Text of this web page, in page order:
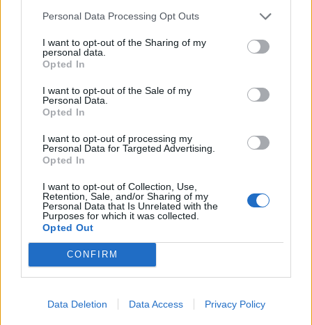
Personal Data Processing Opt Outs
I want to opt-out of the Sharing of my
personal data.
Opted In
I want to opt-out of the Sale of my
Personal Data.
Opted In
I want to opt-out of processing my
Personal Data for Targeted Advertising.
Opted In
I want to opt-out of Collection, Use,
Retention, Sale, and/or Sharing of my
Personal Data that Is Unrelated with the
Purposes for which it was collected.
Opted Out
CONFIRM
Data Deletion Data Access Privacy Policy
NAUJI